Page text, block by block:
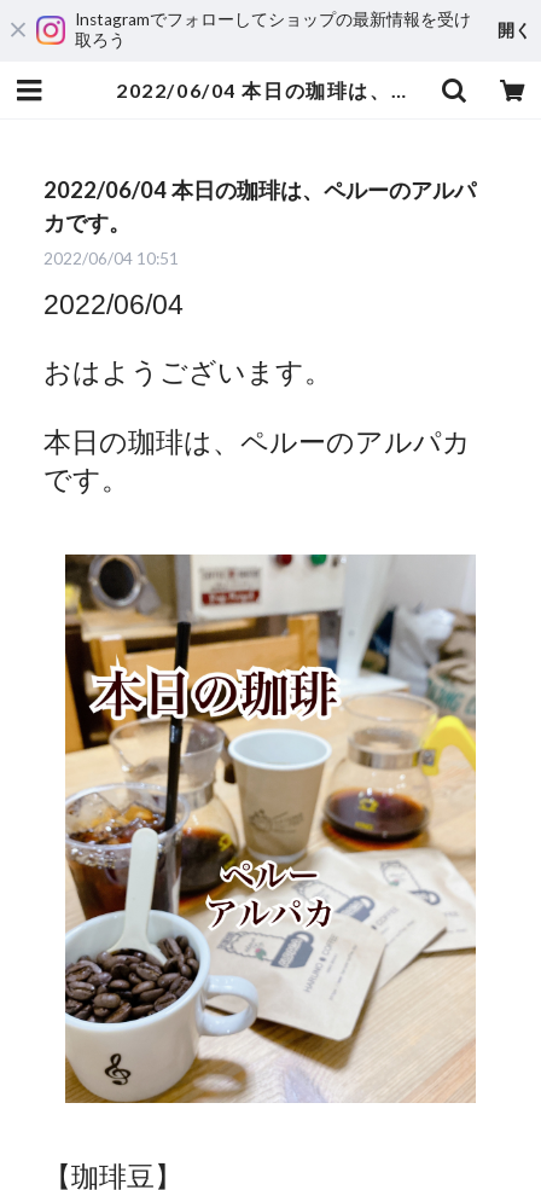
Instagramでフォローしてショップの最新情報を受け
取ろう
開く
2022/06/04 本日の珈琲は、ペルーのアルパカです。 | 自家焙煎珈琲 ハルノ珈琲
2022/06/04 本日の珈琲は、ペルーのアルパ
カです。
2022/06/04 10:51
2022/06/04
おはようございます。
本日の珈琲は、ペルーのアルパカ
です。
【珈琲豆】